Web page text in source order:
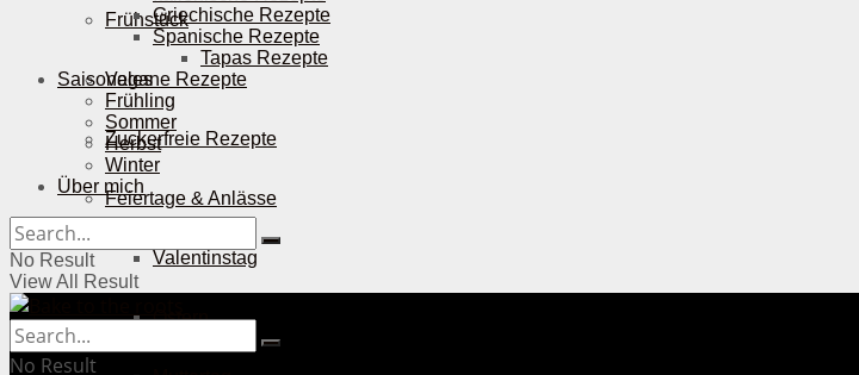
Frühstück
Vegane Rezepte
Zuckerfreie Rezepte
Feiertage & Anlässe
Valentinstag
Ostern
Griechische Rezepte
Spanische Rezepte
Tapas Rezepte
Saisonales
Frühling
Sommer
Herbst
Winter
Über mich
No Result
View All Result
No Result